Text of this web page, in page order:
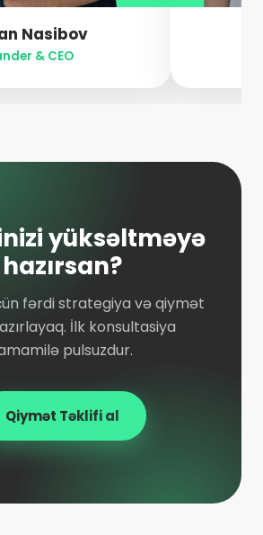
Nasibov
& CEO
yüksəltməyə
hazırsan?
fərdi strategiya və qiymət
İlk konsultasiya
pulsuzdur.
Qiymət Təklifi al